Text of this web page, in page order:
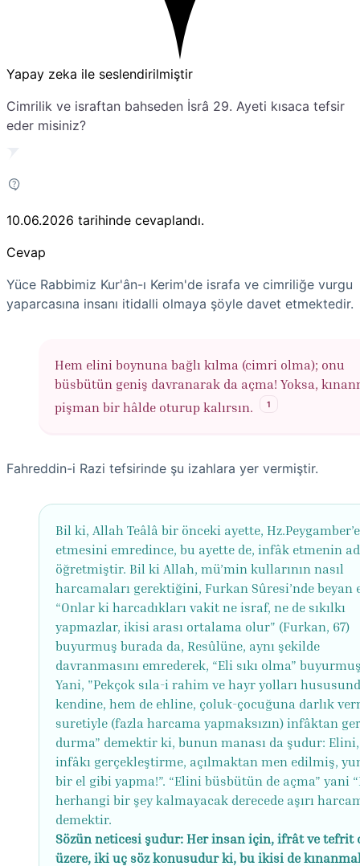
Yapay zeka ile seslendirilmiştir
Cimrilik ve israftan bahseden İsrâ 29. Ayeti kısaca tefsir
eder misiniz?
10.06.2026 tarihinde cevaplandı.
Cevap
Yüce Rabbimiz Kur'ân-ı Kerim'de israfa ve cimriliğe vurgu
yaparcasına insanı itidalli olmaya şöyle davet etmektedir.
Hem elini boynuna bağlı kılma (cimri olma); onu
büsbütün geniş davranarak da açma! Yoksa,
pişman bir hâlde oturup kalırsın.
1
Fahreddin-i Razi tefsirinde şu izahlara yer vermiştir.
Bil ki, Allah Teâlâ bir önceki ayette,
etmesini emredince, bu ayette de, infâk etmenin
öğretmiştir. Bil ki Allah, mü’min kullarının nasıl
harcamaları gerektiğini, Furkan Sûresi’nde beyan
“Onlar ki harcadıkları vakit ne israf, ne de sıkılkı
yapmazlar, ikisi arası ortalama olur" (Furkan, 67)
buyurmuş burada da, Resûlüne, aynı şekilde
davranmasını emrederek, “Eli sıkı olma”
Yani, "Pekçok sıla-i rahim ve hayr yolları
kendine, hem de ehline, çoluk-çocuğuna darlık
suretiyle (fazla harcama yapmaksızın) infâktan
durma” demektir ki, bunun manası da şudur:
infâkı gerçekleştirme, açılmaktan men edilmiş,
bir el gibi yapma!”. “Elini büsbütün de açma” yani
herhangi bir şey kalmayacak derecede aşırı
demektir.
Sözün neticesi şudur: Her insan için, ifrât ve tefrit
üzere, iki uç söz konusudur ki, bu ikisi de